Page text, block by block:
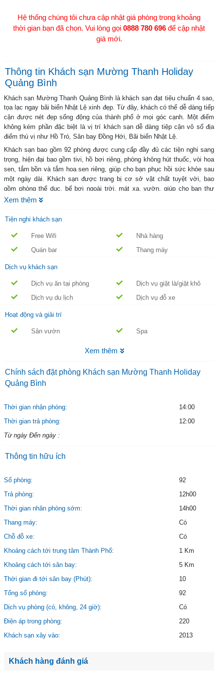
Hệ thống chúng tôi chưa cập nhật giá phòng trong khoảng
thời gian bạn đã chọn. Vui lòng gọi 0888 780 696 để cập nhật
giá mới.
Thông tin Khách sạn Mường Thanh Holiday
Quảng Bình
Khách sạn Mường Thanh Quảng Bình là khách sạn đạt tiêu chuẩn 4 sao,
tọa lạc ngay bãi biển Nhật Lệ xinh đẹp. Từ đây, khách có thể dễ dàng tiếp
cận được nét đẹp sống động của thành phố ở mọi góc cạnh. Một điểm
không kém phần đặc biệt là vị trí khách sạn dễ dàng tiệp cận vô số địa
điểm thú vị như Hồ Tró, Sân bay Đồng Hới, Bãi biển Nhật Lệ.
Khách sạn bao gồm 92 phòng được cung cấp đầy đủ các tiện nghi sang
trọng, hiện đại bao gồm tivi, hồ bơi riêng, phòng không hút thuốc, vòi hoa
sen, tắm bồn và tắm hoa sen riêng, giúp cho bạn phục hồi sức khỏe sau
một ngày dài. Khách sạn được trang bị cơ sở vật chất tuyệt vời, bao
gồm phòng thể dục, bể bơi ngoài trời, mát xa, vườn, giúp cho bạn thư
giãn sau một ngày khám phá các sự kiện thú vị trong thành phố.
Xem thêm
Tiện nghi khách sạn
Free Wifi
Nhà hàng
Quán bar
Thang máy
Dịch vụ khách sạn
Dịch vụ ăn tại phòng
Dịch vụ giặt là/giặt khô
Dịch vụ du lịch
Dịch vụ đỗ xe
Hoạt động và giải trí
Sân vườn Spa
Xem thêm
Chính sách đặt phòng Khách sạn Mường Thanh Holiday
Quảng Bình
Thời gian nhận phòng:
14:00
Thời gian trả phòng:
12:00
Từ ngày Đến ngày :
Thông tin hữu ích
Số phòng:
92
Trả phòng:
12h00
Thời gian nhân phòng sớm:
14h00
Thang máy:
Có
Chỗ đỗ xe:
Có
Khoảng cách tới trung tâm Thành Phố:
1 Km
Khoảng cách tới sân bay:
5 Km
Thời gian đi tới sân bay (Phút):
10
Tổng số phòng:
92
Dịch vụ phòng (có, không, 24 giờ):
Có
Điện áp trong phòng:
220
Khách sạn xây vào:
2013
Khách hàng đánh giá